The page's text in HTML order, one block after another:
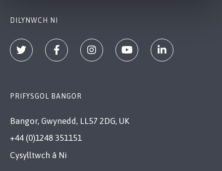
DILYNWCH NI
PRIFYSGOL BANGOR
Bangor, Gwynedd, LL57 2DG, UK
+44 (0)1248 351151
Cysylltwch â Ni